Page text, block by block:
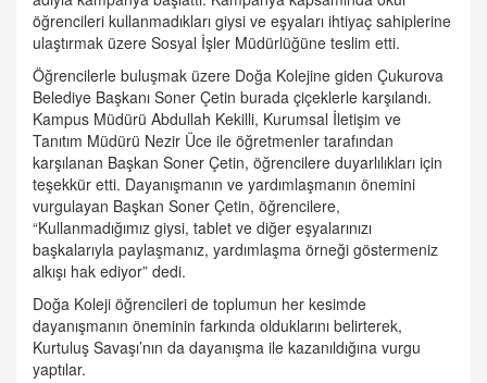
öğrencileri kullanmadıkları giysi ve eşyaları ihtiyaç sahiplerine
ulaştırmak üzere Sosyal İşler Müdürlüğüne teslim etti.
Öğrencilerle buluşmak üzere Doğa Kolejine giden Çukurova
Belediye Başkanı Soner Çetin burada çiçeklerle karşılandı.
Kampus Müdürü Abdullah Kekilli, Kurumsal İletişim ve
Tanıtım Müdürü Nezir Üce ile öğretmenler tarafından
karşılanan Başkan Soner Çetin, öğrencilere duyarlılıkları için
teşekkür etti. Dayanışmanın ve yardımlaşmanın önemini
vurgulayan Başkan Soner Çetin, öğrencilere,
“Kullanmadığımız giysi, tablet ve diğer eşyalarınızı
başkalarıyla paylaşmanız, yardımlaşma örneği göstermeniz
alkışı hak ediyor” dedi.
Doğa Koleji öğrencileri de toplumun her kesimde
dayanışmanın öneminin farkında olduklarını belirterek,
Kurtuluş Savaşı’nın da dayanışma ile kazanıldığına vurgu
yaptılar.